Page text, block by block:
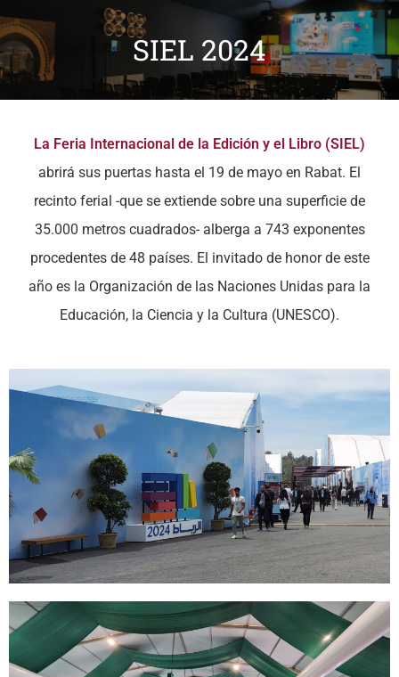
SIEL 2024
La Feria Internacional de la Edición y el Libro (SIEL)
abrirá sus puertas hasta el 19 de mayo en Rabat. El
recinto ferial -que se extiende sobre una superficie de
35.000 metros cuadrados- alberga a 743 exponentes
procedentes de 48 países. El invitado de honor de este
año es la Organización de las Naciones Unidas para la
Educación, la Ciencia y la Cultura (UNESCO).